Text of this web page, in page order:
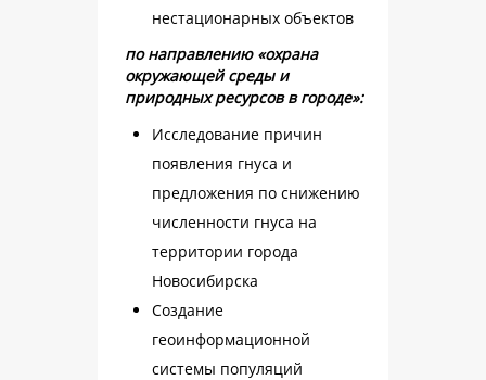
нестационарных объектов
по направлению «охрана
окружающей среды и
природных ресурсов в городе»:
Исследование причин
появления гнуса и
предложения по снижению
численности гнуса на
территории города
Новосибирска
Создание
геоинформационной
системы популяций